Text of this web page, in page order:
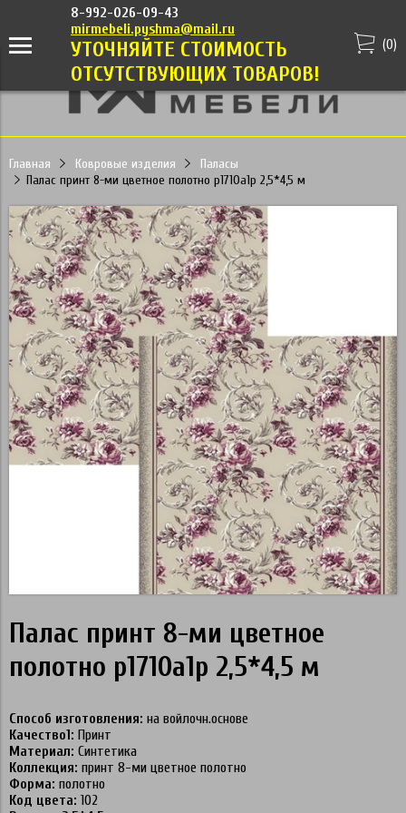
8-992-026-09-43
mirmebeli.pyshma@mail.ru
УТОЧНЯЙТЕ СТОИМОСТЬ
ОТСУТСТВУЮЩИХ ТОВАРОВ!
(0)
Главная Ковровые изделия
Паласы
Палас принт 8-ми цветное полотно p1710a1p 2,5*4,5 м
Палас принт 8-ми цветное
полотно p1710a1p 2,5*4,5 м
Способ изготовления: на войлочн.основе
Качество1: Принт
Материал: Синтетика
Коллекция: принт 8-ми цветное полотно
Форма: полотно
Код цвета: 102